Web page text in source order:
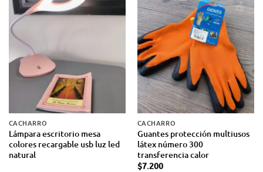
CACHARRO
Lámpara escritorio mesa
colores recargable usb luz led
natural
CACHARRO
Guantes protección multiusos
látex número 300
transferencia calor
$7.200